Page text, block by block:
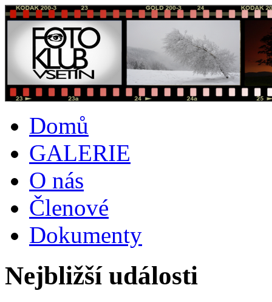
Domů
GALERIE
O nás
Členové
Dokumenty
Nejbližší události